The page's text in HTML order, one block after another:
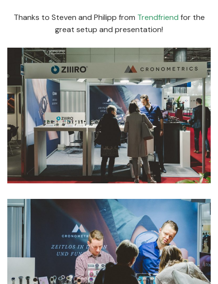
Thanks to Steven and Philipp from Trendfriend for the
great setup and presentation!